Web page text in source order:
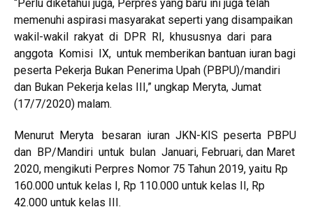
“Perlu diketahui juga, Perpres yang baru ini juga telah
memenuhi aspirasi masyarakat seperti yang disampaikan
wakil-wakil rakyat di DPR RI, khususnya dari para
anggota Komisi IX, untuk memberikan bantuan iuran bagi
peserta Pekerja Bukan Penerima Upah (PBPU)/mandiri
dan Bukan Pekerja kelas III,” ungkap Meryta, Jumat
(17/7/2020) malam.
Menurut Meryta besaran iuran JKN-KIS peserta PBPU
dan BP/Mandiri untuk bulan Januari, Februari, dan Maret
2020, mengikuti Perpres Nomor 75 Tahun 2019, yaitu Rp
160.000 untuk kelas I, Rp 110.000 untuk kelas II, Rp
42.000 untuk kelas III.